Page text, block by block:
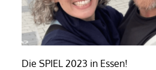
Die SPIEL 2023 in Essen!